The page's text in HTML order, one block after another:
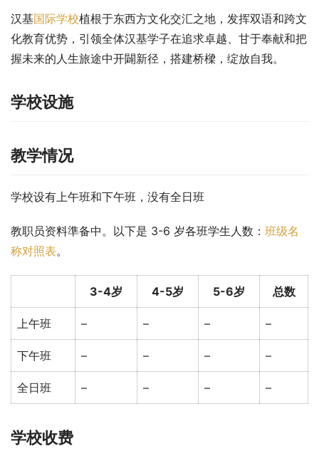
汉基国际学校植根于东西方文化交汇之地，发挥双语和跨文
化教育优势，引领全体汉基学子在追求卓越、甘于奉献和把
握未来的人生旅途中开闢新径，搭建桥樑，绽放自我。
学校设施
教学情况
学校设有上午班和下午班，没有全日班
教职员资料準备中。以下是 3-6 岁各班学生人数： 班级名
称对照表。
3-4岁 4-5岁 5-6岁 总数
上午班 – – – –
下午班 – – – –
全日班 – – – –
学校收费